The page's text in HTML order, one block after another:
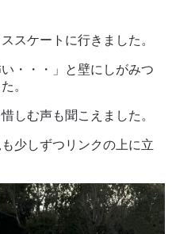
スケートに行きました。
・・・」と壁にしがみつ
。
しむ声も聞こえました。
少しずつリンクの上に立